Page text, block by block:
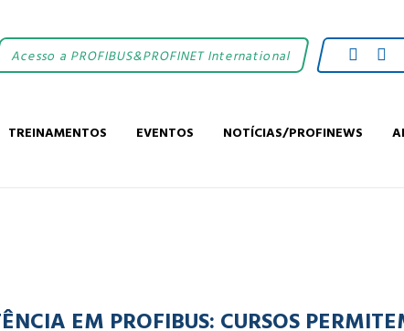
TREINAMENTOS EVENTOS NOTÍCIAS/PROFINEWS
Acesso a PROFIBUS&PROFINET International
EM PROFIBUS: CURSOS